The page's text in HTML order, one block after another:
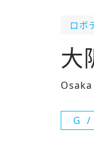
ロボ
大
G